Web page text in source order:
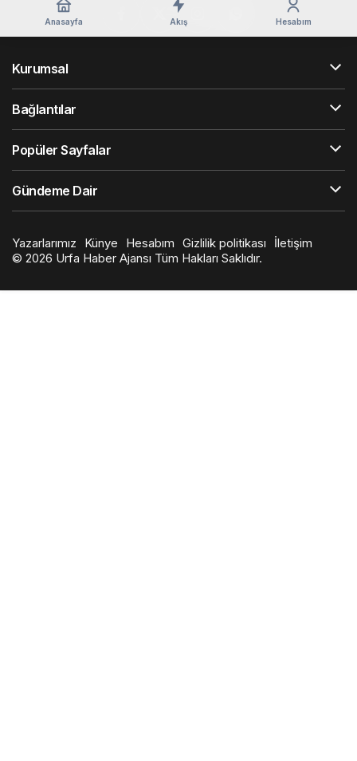
Anasayfa Akış Hesabım
Kurumsal
Bağlantılar
Popüler Sayfalar
Gündeme Dair
Yazarlarımız Künye Hesabım Gizlilik politikası
İletişim
© 2026 Urfa Haber Ajansı Tüm Hakları Saklıdır.